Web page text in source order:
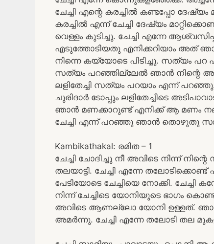
ചേച്ചി എന്റെ കരച്ചിൽ കണ്ടപ്പോ ദേഷ്യം
കരച്ചിൽ എന്ന് ചേച്ചി ദേഷ്യം
വെള്ളം കുടിച്ചു. ചേച്ചി എന്നേ
എടുത്തോടിയതു എനിക്കറിയാം അത്
നിന്നെ കയ്യോടെ പിടിച്ചു. സത്യം പറ
സത്യം പറഞ്ഞില്ലേൽ ഞാൻ നിന്റെ
ലളിതേച്ചി സത്യം പറയാം എന്ന്
ചുരിദാർ ടോപ്പും ലളിതേച്ചീടെ
ഞാൻ മണക്കാറുണ്ട് എനിക്ക് ആ മണം
ചേച്ചി എന്ന് പറഞ്ഞു ഞാൻ തൊഴുതു
Kambikathakal: രമിത – 1
ചേച്ചി ചോദിച്ചു നീ അവിടെ നിന്ന്
തലയാട്ടി. ചേച്ചി എന്നേ
പേടിയോടെ ചേച്ചിയെ നോക്കി.
നിന്ന് ചേച്ചിടെ യോനിയുടെ ഭാഗം
അവിടെ ആണല്ലോ യോനി ഉള്ളത്. ഞാൻ
അമർന്നു. ചേച്ചി എന്നേ തലോടി തല